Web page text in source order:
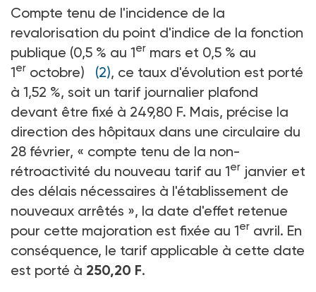
Compte tenu de l'incidence de la
revalorisation du point d'indice de la fonction
publique (0,5 % au 1er mars et 0,5 % au
1er octobre) (2), ce taux d'évolution est porté
à 1,52 %, soit un tarif journalier plafond
devant être fixé à 249,80 F. Mais, précise la
direction des hôpitaux dans une circulaire du
28 février, « compte tenu de la non-
rétroactivité du nouveau tarif au 1er janvier et
des délais nécessaires à l'établissement de
nouveaux arrêtés », la date d'effet retenue
pour cette majoration est fixée au 1er avril. En
conséquence, le tarif applicable à cette date
est porté à 250,20 F.